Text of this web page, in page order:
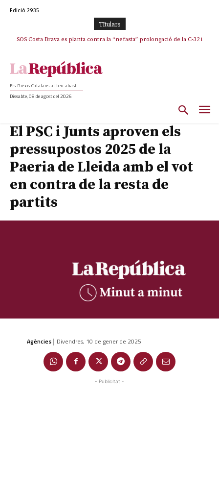
Edició 2935
TItulars
SOS Costa Brava es planta contra la “nefasta” prolongació de la C-32 i
Els Països Catalans al teu abast
Dissabte, 08 de agost del 2026
El PSC i Junts aproven els
pressupostos 2025 de la
Paeria de Lleida amb el vot
en contra de la resta de
partits
Agències | Divendres, 10 de gener de 2025
- Publicitat -